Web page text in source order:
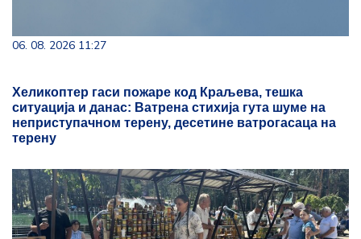
06. 08. 2026 11:27
Хеликоптер гаси пожаре код Краљева, тешка
ситуација и данас: Ватрена стихија гута шуме на
неприступачном терену, десетине ватрогасаца на
терену